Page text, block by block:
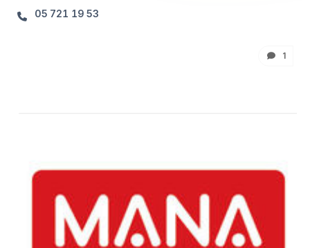
05 721 19 53
1